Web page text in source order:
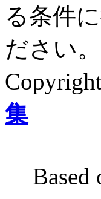
る条件
ださい。
集
Based